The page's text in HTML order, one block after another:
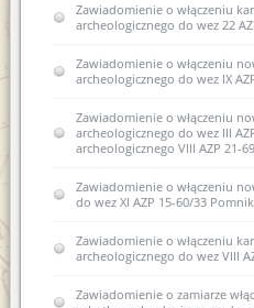
Zawiadomienie o włączeniu
archeologicznego do wez 22
Zawiadomienie o włączeniu
archeologicznego do wez IX
Zawiadomienie o włączeniu
archeologicznego do wez III
archeologicznego VIII AZP 21-
Zawiadomienie o włączeniu
do wez XI AZP 15-60/33 Pomnik
Zawiadomienie o włączeniu
archeologicznego do wez VIII
Zawiadomienie o zamiarze